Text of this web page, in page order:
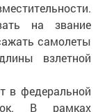
на звание
самолеты
взлетной
в федеральной
В рамках